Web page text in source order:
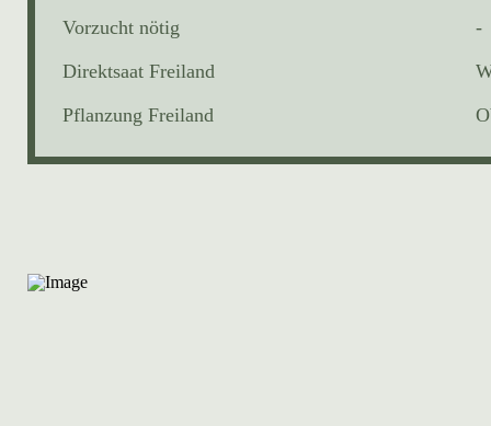
Vorzucht nötig
-
Direktsaat Freiland
Pflanzung Freiland